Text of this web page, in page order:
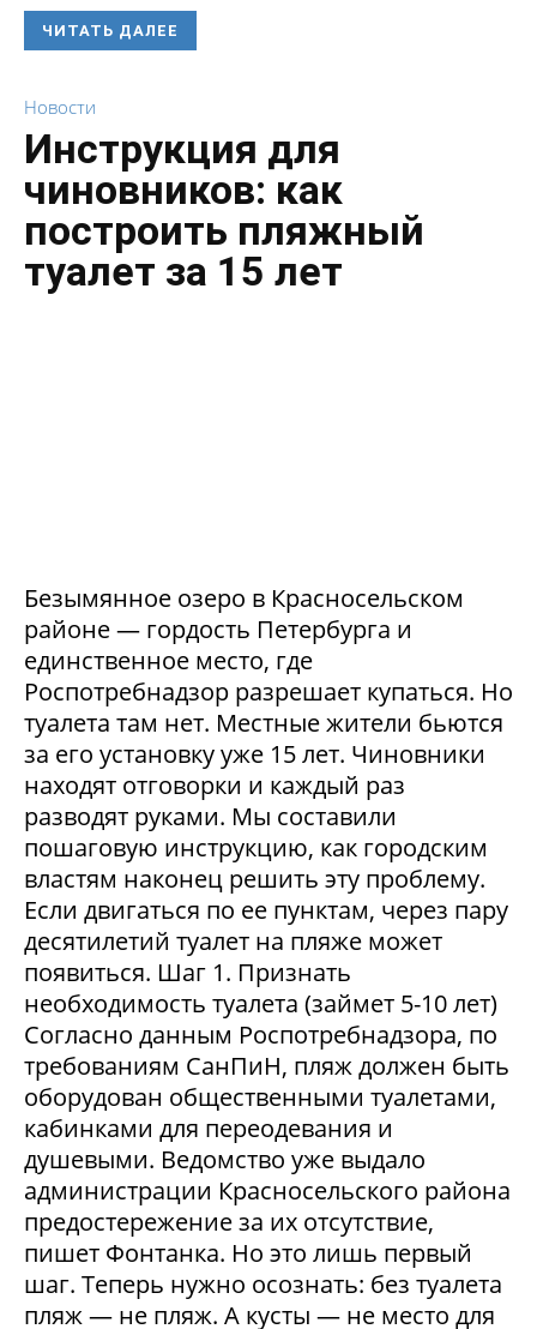
ЧИТАТЬ ДАЛЕЕ
Новости
Инструкция для
чиновников: как
построить пляжный
туалет за 15 лет
Безымянное озеро в Красносельском
районе — гордость Петербурга и
единственное место, где
Роспотребнадзор разрешает купаться. Но
туалета там нет. Местные жители бьются
за его установку уже 15 лет. Чиновники
находят отговорки и каждый раз
разводят руками. Мы составили
пошаговую инструкцию, как городским
властям наконец решить эту проблему.
Если двигаться по ее пунктам, через пару
десятилетий туалет на пляже может
появиться. Шаг 1. Признать
необходимость туалета (займет 5-10 лет)
Согласно данным Роспотребнадзора, по
требованиям СанПиН, пляж должен быть
оборудован общественными туалетами,
кабинками для переодевания и
душевыми. Ведомство уже выдало
администрации Красносельского района
предостережение за их отсутствие,
пишет Фонтанка. Но это лишь первый
шаг. Теперь нужно осознать: без туалета
пляж — не пляж. А кусты — не место для